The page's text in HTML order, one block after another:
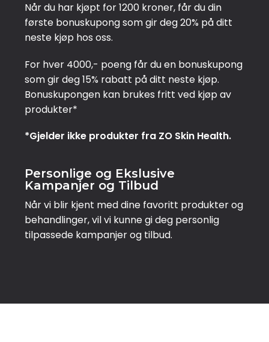
Når du har kjøpt for 1200 kroner, får du din
første bonuskupong som gir deg 20% på ditt
neste kjøp hos oss.
For hver 4000,- poeng får du en bonuskupong
som gir deg 15% rabatt på ditt neste kjøp.
Bonuskupongen kan brukes fritt ved kjøp av
produkter*
*Gjelder ikke produkter fra ZO Skin Health.
Personlige og Ekslusive
Kampanjer og Tilbud
Når vi blir kjent med dine favoritt produkter og
behandlinger, vil vi kunne gi deg personlig
tilpassede kampanjer og tilbud.